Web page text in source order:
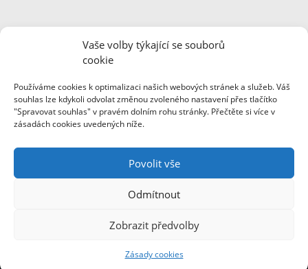
Vaše volby týkající se souborů
cookie
Používáme cookies k optimalizaci našich webových stránek a služeb. Váš
souhlas lze kdykoli odvolat změnou zvoleného nastavení přes tlačítko
"Spravovat souhlas" v pravém dolním rohu stránky. Přečtěte si více v
zásadách cookies uvedených níže.
Povolit vše
Odmítnout
Zobrazit předvolby
Zásady cookies
Regionální dobrovolnické centrum je finančně podpořeno
Ministerstvem vnitra ČR z dotačního Programu podpory a
fungování Regionálních dobrovolnických center a Pardubickým
Foxconn Česká republika.
© 2020 KONEP